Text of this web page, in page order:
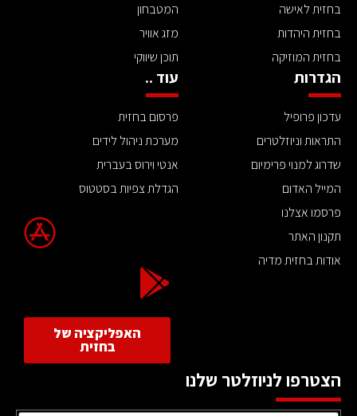
בחזית לאישה
בחזית היהדות
בחזית המוזיקה
המטבחון
מזג אוויר
תוכן שיווקי
הגדרות
עדכון פרופיל
התראות וניוזלטרים
שדרוג למנוי פרימיום
המייל האדום
פרסמו אצלנו
תקנון האתר
אודות בחזית מדיה
עוד ..
פרסום בחזית
מערכת ניהול לידים
אנטי וירוס בעברית
הגדלת צפיות בסטטוס
האפליקציה של
בחזית
הצטרפו לניוזלטר שלנו